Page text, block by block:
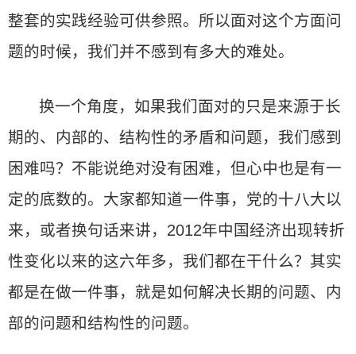
整套的实践经验可供参照。所以面对这个方面问
题的时候，我们并不感到有多大的难处。
换一个角度，如果我们面对的只是来源于长
期的、内部的、结构性的矛盾和问题，我们感到
困难吗？不能说绝对没有困难，但心中也是有一
定的底数的。大家都知道一件事，党的十八大以
来，或者换句话来讲，2012年中国经济出现转折
性变化以来的这六年多，我们都在干什么？其实
都是在做一件事，就是如何解决长期的问题、内
部的问题和结构性的问题。